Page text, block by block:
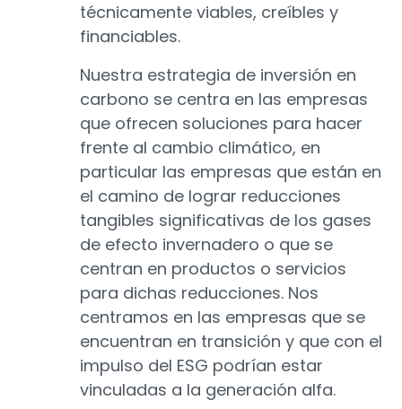
técnicamente viables, creíbles y
financiables.
Nuestra estrategia de inversión en
carbono se centra en las empresas
que ofrecen soluciones para hacer
frente al cambio climático, en
particular las empresas que están en
el camino de lograr reducciones
tangibles significativas de los gases
de efecto invernadero o que se
centran en productos o servicios
para dichas reducciones. Nos
centramos en las empresas que se
encuentran en transición y que con el
impulso del ESG podrían estar
vinculadas a la generación alfa.